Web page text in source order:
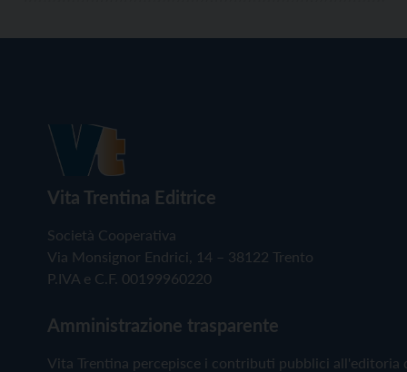
Vita Trentina Editrice
Società Cooperativa
Via Monsignor Endrici, 14 – 38122 Trento
P.IVA e C.F. 00199960220
Amministrazione trasparente
Vita Trentina percepisce i contributi pubblici all'editoria